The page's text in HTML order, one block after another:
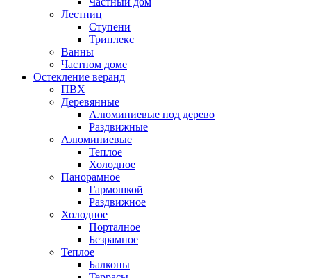
Лестниц
Ступени
Триплекс
Ванны
Частном доме
Остекление веранд
ПВХ
Деревянные
Алюминиевые под дерево
Раздвижные
Алюминиевые
Теплое
Холодное
Панорамное
Гармошкой
Раздвижное
Холодное
Порталное
Безрамное
Теплое
Балконы